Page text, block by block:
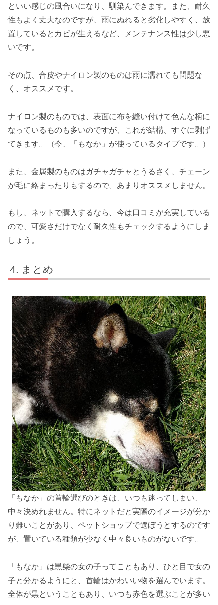
といい感じの風合いになり、馴染んできます。また、耐久
性もよく丈夫なのですが、雨にぬれると劣化しやすく、放
置しているとカビが生えるなど、メンテナンス性は少し悪
いです。
その点、合皮やナイロン製のものは雨に濡れても問題な
く、オススメです。
ナイロン製のものでは、表面に布を縫い付けて色んな柄に
なっているものも多いのですが、これが結構、すぐに剥げ
てきます。（今、「もなか」が使っているタイプです。）
また、金属製のものはガチャガチャとうるさく、チェーン
が毛に絡まったりもするので、あまりオススメしません。
もし、ネットで購入するなら、今は口コミが充実している
ので、可愛さだけでなく耐久性もチェックするようにしま
しょう。
まとめ
「もなか」の首輪選びのときは、いつも迷ってしまい、
中々決めれません。特にネットだと実際のイメージが分か
り難いことがあり、ペットショップで選ぼうとするのです
が、置いている種類が少なく中々良いものがないです。
「もなか」は黒柴の女の子ってこともあり、ひと目で女の
子と分かるようにと、首輪はかわいい物を選んでいます。
全体が黒ということもあり、いつも赤色を選ぶことが多い